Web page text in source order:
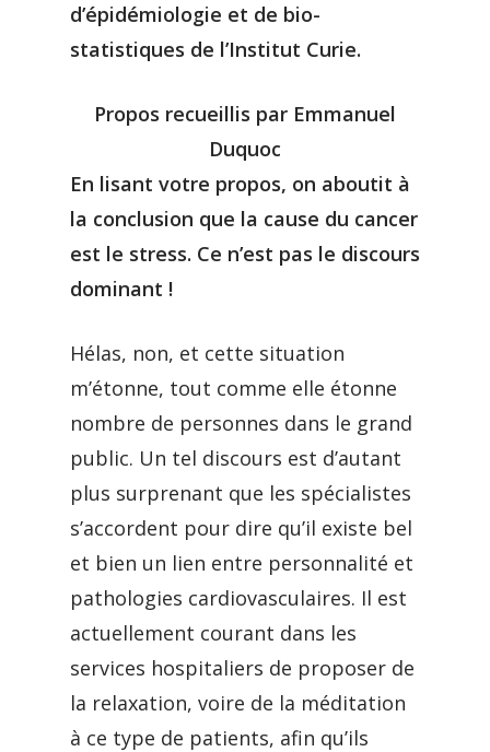
d’épidémiologie et de bio-
statistiques de l’Institut Curie.
Propos recueillis par Emmanuel
Duquoc
En lisant votre propos, on aboutit à
la conclusion que la cause du cancer
est le stress. Ce n’est pas le discours
dominant !
Hélas, non, et cette situation
m’étonne, tout comme elle étonne
nombre de personnes dans le grand
public. Un tel discours est d’autant
plus surprenant que les spécialistes
s’accordent pour dire qu’il existe bel
et bien un lien entre personnalité et
pathologies cardiovasculaires. Il est
actuellement courant dans les
services hospitaliers de proposer de
la relaxation, voire de la méditation
à ce type de patients, afin qu’ils